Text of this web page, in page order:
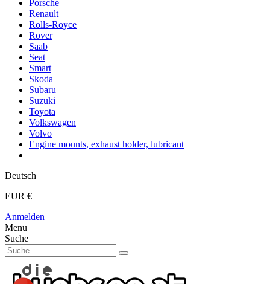
Porsche
Renault
Rolls-Royce
Rover
Saab
Seat
Smart
Skoda
Subaru
Suzuki
Toyota
Volkswagen
Volvo
Engine mounts, exhaust holder, lubricant
Deutsch
EUR €
Anmelden
Menu
Suche